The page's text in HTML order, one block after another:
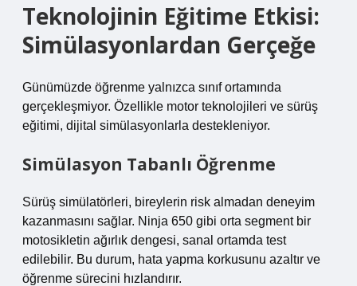
Teknolojinin Eğitime Etkisi:
Simülasyonlardan Gerçeğe
Günümüzde öğrenme yalnızca sınıf ortamında
gerçekleşmiyor. Özellikle motor teknolojileri ve sürüş
eğitimi, dijital simülasyonlarla destekleniyor.
Simülasyon Tabanlı Öğrenme
Sürüş simülatörleri, bireylerin risk almadan deneyim
kazanmasını sağlar. Ninja 650 gibi orta segment bir
motosikletin ağırlık dengesi, sanal ortamda test
edilebilir. Bu durum, hata yapma korkusunu azaltır ve
öğrenme sürecini hızlandırır.